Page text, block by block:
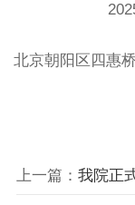
北京朝阳区四惠
上一篇： 我院正式